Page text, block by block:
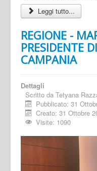
Leggi tutto...
REGIONE -
PRESIDENTE
CAMPANIA
Dettagli
Scritto da Tetyana
Pubblicato: 31
Creato: 31 Ottobre
Visite: 1090